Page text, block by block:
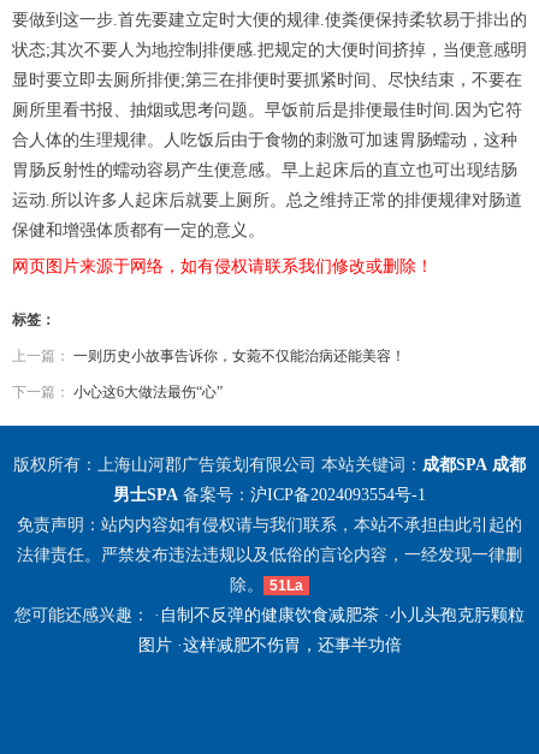
要做到这一步.首先要建立定时大便的规律.使粪便保持柔软易于排出的
状态;其次不要人为地控制排便感.把规定的大便时间挤掉，当便意感明
显时要立即去厕所排便;第三在排便时要抓紧时间、尽快结束，不要在
厕所里看书报、抽烟或思考问题。早饭前后是排便最佳时间.因为它符
合人体的生理规律。人吃饭后由于食物的刺激可加速胃肠蠕动，这种
胃肠反射性的蠕动容易产生便意感。早上起床后的直立也可出现结肠
运动.所以许多人起床后就要上厕所。总之维持正常的排便规律对肠道
保健和增强体质都有一定的意义。
网页图片来源于网络，如有侵权请联系我们修改或删除！
标签：
上一篇： 一则历史小故事告诉你，女菀不仅能治病还能美容！
下一篇： 小心这6大做法最伤“心”
版权所有：上海山河郡广告策划有限公司 本站关键词： 成都SPA 成都
男士SPA 备案号： 沪ICP备2024093554号-1
免责声明：站内内容如有侵权请与我们联系，本站不承担由此引起的
法律责任。严禁发布违法违规以及低俗的言论内容，一经发现一律删
除。
51La
您可能还感兴趣： · 自制不反弹的健康饮食减肥茶 ·小儿头孢克肟颗粒
图片·这样减肥不伤胃，还事半功倍